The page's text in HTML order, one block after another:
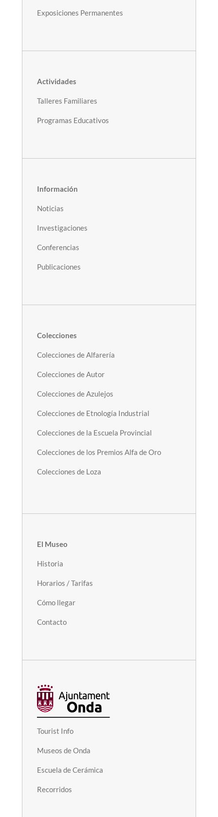
Exposiciones Permanentes
Actividades
Talleres Familiares
Programas Educativos
Información
Noticias
Investigaciones
Conferencias
Publicaciones
Colecciones
Colecciones de Alfarería
Colecciones de Autor
Colecciones de Azulejos
Colecciones de Etnología Industrial
Colecciones de la Escuela Provincial
Colecciones de los Premios Alfa de Oro
Colecciones de Loza
El Museo
Historia
Horarios / Tarifas
Cómo llegar
Contacto
Tourist Info
Museos de Onda
Escuela de Cerámica
Recorridos